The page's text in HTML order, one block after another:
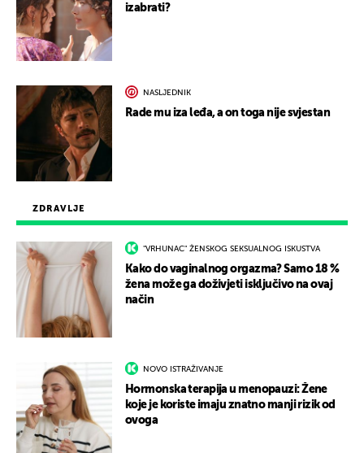
ZDRAVLJE
"VRHUNAC" ŽENSKOG SEKSUALNOG ISKUSTVA
Kako do vaginalnog orgazma? Samo 18 %
žena može ga doživjeti isključivo na ovaj
način
NOVO ISTRAŽIVANJE
Hormonska terapija u menopauzi: Žene
koje je koriste imaju znatno manji rizik od
ovoga
izabrati?
NASLJEDNIK
Rade mu iza leđa, a on toga nije svjestan